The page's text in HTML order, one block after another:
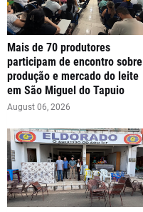
Mais de 70 produtores
participam de encontro sobre
produção e mercado do leite
em São Miguel do Tapuio
August 06, 2026